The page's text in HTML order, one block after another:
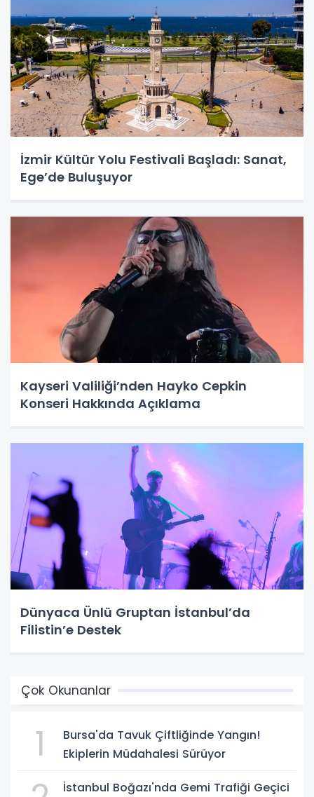
İzmir Kültür Yolu Festivali Başladı: Sanat,
Ege’de Buluşuyor
Kayseri Valiliği’nden Hayko Cepkin
Konseri Hakkında Açıklama
Dünyaca Ünlü Gruptan İstanbul’da
Filistin’e Destek
Çok Okunanlar
1
Bursa'da Tavuk Çiftliğinde Yangın!
Ekiplerin Müdahalesi Sürüyor
İstanbul Boğazı'nda Gemi Trafiği Geçici